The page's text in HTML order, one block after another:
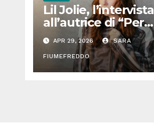
Lil Jolie, l’intervista
all’autrice di “Per
averti”, l’ultimo
brano tra
moltitudine e
autenticità
APR 29, 2026 SARA
FIUMEFREDDO